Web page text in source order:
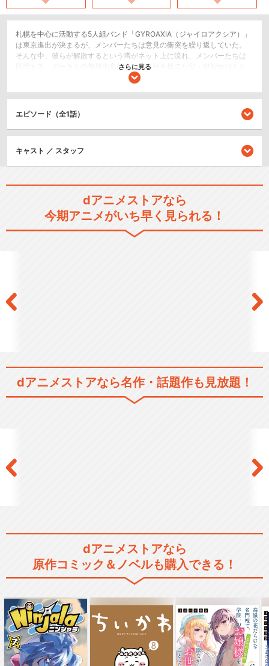
札幌を中心に活動する5人組バンド「GYROAXIA（ジャイロアクシア）」
は東京進出が決まるが、メンバーたちは意見の衝突を繰り返していた。
そんな中、彼らが解散するという噂がネット上に流れ、メンバーたちは
困惑する。ボーカルの旭那由多はかつて自分を捨てた父・伊龍恒河とと
もに過ごした幼少期を思い出し、なぜ自分がバンドにこだわって音楽を
シリーズ／関連のアニメ作品
BanG Dream!
BanG Dream! 2nd Season
BanG Dream! Morfonicati…
BanG Dream! Ave Mujica
BanG Dream! FILM LIVE
さらに見る
エピソード（全1話）
キャスト ／ スタッフ
dアニメストアなら
今期アニメがいち早く見られる！
dアニメストアなら名作・話題作も見放題！
dアニメストアなら
原作コミック＆ノベルも購入できる！